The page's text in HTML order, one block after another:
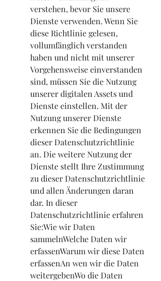
verstehen, bevor Sie unsere
Dienste verwenden. Wenn Sie
diese Richtlinie gelesen,
vollumfänglich verstanden
haben und nicht mit unserer
Vorgehensweise einverstanden
sind, müssen Sie die Nutzung
unserer digitalen Assets und
Dienste einstellen. Mit der
Nutzung unserer Dienste
erkennen Sie die Bedingungen
dieser Datenschutzrichtlinie
an. Die weitere Nutzung der
Dienste stellt Ihre Zustimmung
zu dieser Datenschutzrichtlinie
und allen Änderungen daran
dar. In dieser
Datenschutzrichtlinie erfahren
Sie:Wie wir Daten
sammelnWelche Daten wir
erfassenWarum wir diese Daten
erfassenAn wen wir die Daten
weitergebenWo die Daten